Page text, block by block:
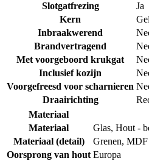
Slotgatfrezing
Ja
Kern
Inbraakwerend
Brandvertragend
Met voorgeboord krukgat
Inclusief kozijn
Voorgefreesd voor scharnieren
Draairichting
Materiaal
Materiaal
Glas, Hout -
Materiaal (detail)
Grenen, MDF
Oorsprong van hout Europa